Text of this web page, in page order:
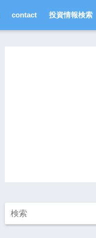
contact 投資情報検索